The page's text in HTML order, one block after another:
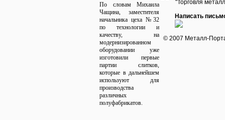
По словам Михаила
Чащина, заместителя
начальника цеха №32
по технологии и
качеству, на
модернизированном
оборудовании уже
изготовили первые
партии слитков,
которые в дальнейшем
используют для
производства
различных
полуфабрикатов.
Написать
© 2007 Металл-